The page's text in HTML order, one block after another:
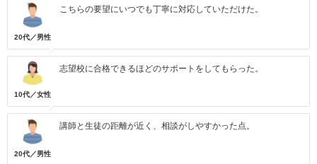
20代／男性
こちらの要望にいつでも丁寧に対応していただけた。
10代／女性
志望校に合格できるほどのサポートをしてもらった。
20代／男性
講師と生徒の距離が近く、相談がしやすかった点。